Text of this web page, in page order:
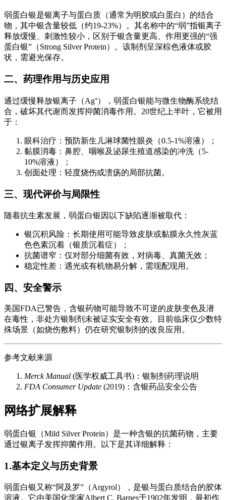
弱蛋白银是银离子与蛋白质（通常为明胶或白蛋白）的结合
物，其中银含量较低（约19-23%）。其名称中的“弱”指银离子
释放缓慢、刺激性较小，区别于银含量更高、作用更强的“强
蛋白银”（Strong Silver Protein）。该制剂呈深棕色液体或胶
状，需避光保存。
二、药理作用与历史应用
通过缓慢释放银离子（Ag⁺），弱蛋白银能与微生物酶系统结
合，破坏其代谢而发挥抑菌消毒作用。20世纪上半叶，它被用
于：
眼科治疗：预防新生儿淋球菌性眼炎（0.5-1%溶液）；
黏膜消毒：鼻腔、咽喉及泌尿生殖道感染的冲洗（5-
10%溶液）；
创面处理：轻度烧伤或溃疡的局部抗菌。
三、现代评价与局限性
随着抗生素发展，弱蛋白银因以下缺陷逐渐被取代：
银沉积风险：长期使用可能导致皮肤或黏膜永久性灰蓝
色色素沉着（银质沉着症）；
抗菌谱窄：仅对部分细菌有效，对病毒、真菌无效；
稳定性差：遇光或有机物易分解，需现配现用。
四、安全警示
美国FDA已警告，含银药物可能导致不可逆的皮肤变色及潜
在毒性，非处方银制剂未被证实安全有效。目前临床仅少数特
殊场景（如烧伤敷料）仍在研究银制剂的改良应用。
参考文献来源
Merck Manual (医学权威工具书)：银制剂药理说明
FDA Consumer Update (2019)：含银药品安全公告
网络扩展解释
弱蛋白银（Mild Silver Protein）是一种含银的抗菌药物，主要
通过银离子发挥抑菌作用。以下是其详细解释：
1.基本定义与历史背景
弱蛋白银又称“阿及罗”（Argyrol），是银与蛋白质结合的胶体
溶液。它由美国化学家Albert C. Barnes于1902年发明，最初作